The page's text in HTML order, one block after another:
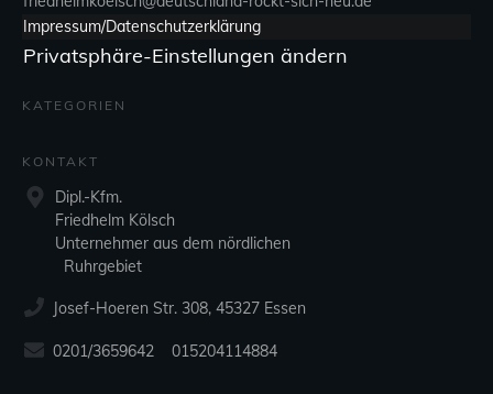
Impressum/Datenschutzerklärung
Privatsphäre-Einstellungen ändern
KATEGORIEN
KONTAKT
Dipl.-Kfm.
Friedhelm Kölsch
Unternehmer aus dem nördlichen
Ruhrgebiet
Josef-Hoeren Str. 308, 45327 Essen
0201/3659642 015204114884